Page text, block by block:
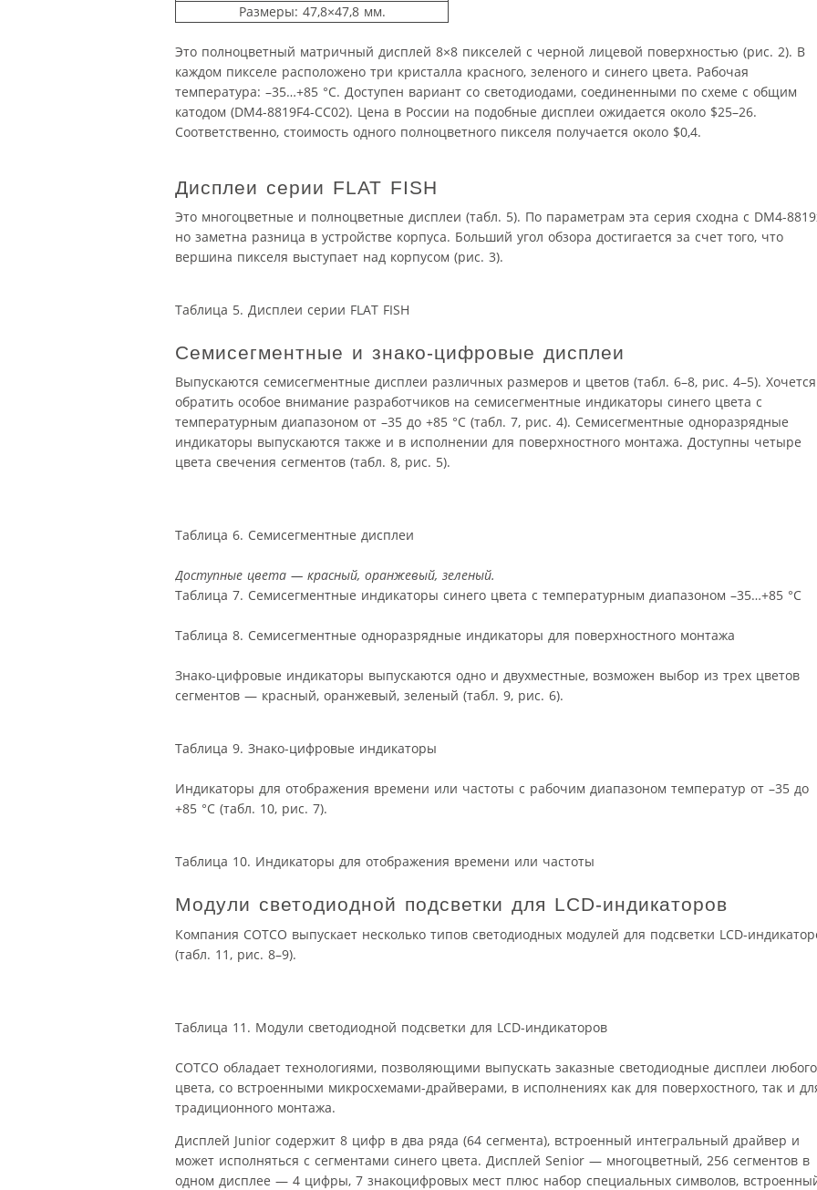
Размеры: 47,8×47,8 мм.
Это полноцветный матричный дисплей 8×8 пикселей с черной лицевой поверхностью (рис. 2). В
каждом пикселе расположено три кристалла красного, зеленого и синего цвета. Рабочая
температура: –35…+85 °C. Доступен вариант со светодиодами, соединенными по схеме с общим
катодом (DM4-8819F4-CC02). Цена в России на подобные дисплеи ожидается около $25–26.
Соответственно, стоимость одного полноцветного пикселя получается около $0,4.
Дисплеи серии FLAT FISH
Это многоцветные и полноцветные дисплеи (табл. 5). По параметрам эта серия сходна с DM4-
но заметна разница в устройстве корпуса. Больший угол обзора достигается за счет того, что
вершина пикселя выступает над корпусом (рис. 3).
Таблица 5. Дисплеи серии FLAT FISH
Семисегментные и знако-цифровые дисплеи
Выпускаются семисегментные дисплеи различных размеров и цветов (табл. 6–8, рис. 4–5). Хочется
обратить особое внимание разработчиков на семисегментные индикаторы синего цвета с
температурным диапазоном от –35 до +85 °C (табл. 7, рис. 4). Семисегментные одноразрядные
индикаторы выпускаются также и в исполнении для поверхностного монтажа. Доступны четыре
цвета свечения сегментов (табл. 8, рис. 5).
Таблица 6. Семисегментные дисплеи
Доступные цвета — красный, оранжевый, зеленый.
Таблица 7. Семисегментные индикаторы синего цвета с температурным диапазоном –35…+85 °C
Таблица 8. Семисегментные одноразрядные индикаторы для поверхностного монтажа
Знако-цифровые индикаторы выпускаются одно и двухместные, возможен выбор из трех цветов
сегментов — красный, оранжевый, зеленый (табл. 9, рис. 6).
Таблица 9. Знако-цифровые индикаторы
Индикаторы для отображения времени или частоты с рабочим диапазоном температур от –35 до
+85 °C (табл. 10, рис. 7).
Таблица 10. Индикаторы для отображения времени или частоты
Модули светодиодной подсветки для LCD-индикаторов
Компания COTCO выпускает несколько типов светодиодных модулей для подсветки LCD-
(табл. 11, рис. 8–9).
Таблица 11. Модули светодиодной подсветки для LCD-индикаторов
COTCO обладает технологиями, позволяющими выпускать заказные светодиодные дисплеи любого
цвета, со встроенными микросхемами-драйверами, в исполнениях как для поверхостного, так и
традиционного монтажа.
Дисплей Junior содержит 8 цифр в два ряда (64 сегмента), встроенный интегральный драйвер и
может исполняться с сегментами синего цвета. Дисплей Senior — многоцветный, 256 сегментов в
одном дисплее — 4 цифры, 7 знакоцифровых мест плюс набор специальных символов,